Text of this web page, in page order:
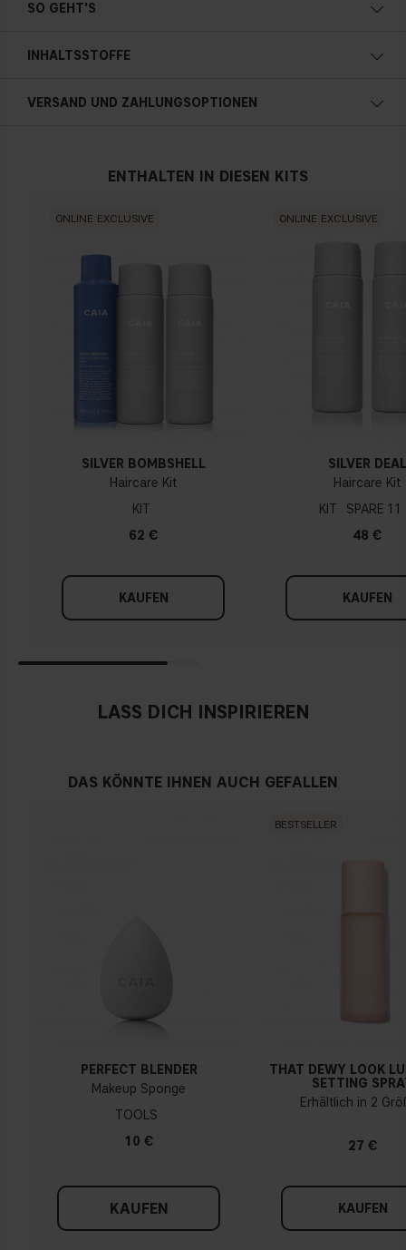
SO GEHT'S
INHALTSSTOFFE
VERSAND UND ZAHLUNGSOPTIONEN
ENTHALTEN IN DIESEN KITS
ONLINE EXCLUSIVE
SILVER BOMBSHELL
Haircare Kit
KIT
62 €
KAUFEN
ONLINE EXCLUSIVE
SILVER DEAL
Haircare Kit
KIT
11
48 €
KAUFEN
LASS DICH INSPIRIEREN
DAS KÖNNTE IHNEN AUCH GEFALLEN
PERFECT BLENDER
Makeup Sponge
TOOLS
10 €
KAUFEN
BESTSELLER
THAT DEWY LOOK
SETTING
Erhältlich in 2
27 €
KAUFEN